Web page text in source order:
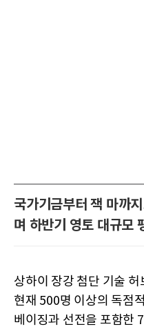
국가기금부터 잭 마까
며 하반기 영토 대규모
상하이 장강 첨단 기술
현재 500명 이상의 독점
베이징과 선전을 포함한